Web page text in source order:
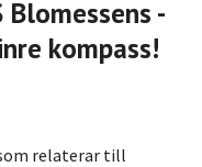
Blomessens -
kompass!
relaterar till